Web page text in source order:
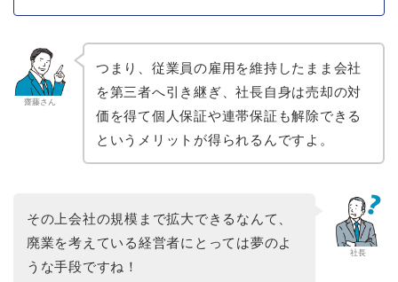
齋藤さん
つまり、従業員の雇用を維持したまま会社
を第三者へ引き継ぎ、社長自身は売却の対
価を得て個人保証や連帯保証も解除できる
というメリットが得られるんですよ。
社長
その上会社の規模まで拡大できるなんて、
廃業を考えている経営者にとっては夢のよ
うな手段ですね！